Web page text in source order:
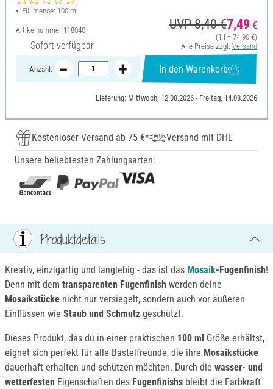
Füllmenge: 100 ml
Artikelnummer 118040
Sofort verfügbar
UVP 8,40 €7,49 €
(1 l = 74,90 €)
Alle Preise zzgl. Versand
Anzahl: In den Warenkorb
Lieferung: Mittwoch, 12.08.2026 - Freitag, 14.08.2026
Kostenloser Versand ab 75 €*
Versand mit DHL
Unsere beliebtesten Zahlungsarten:
Produktdetails
Kreativ, einzigartig und langlebig - das ist das Mosaik-Fugenfinish!
Denn mit dem transparenten Fugenfinish werden deine
Mosaikstücke nicht nur versiegelt, sondern auch vor äußeren
Einflüssen wie Staub und Schmutz geschützt.
Dieses Produkt, das du in einer praktischen 100 ml Größe erhältst,
eignet sich perfekt für alle Bastelfreunde, die ihre Mosaikstücke
dauerhaft erhalten und schützen möchten. Durch die wasser- und
wetterfesten Eigenschaften des Fugenfinishs bleibt die Farbkraft